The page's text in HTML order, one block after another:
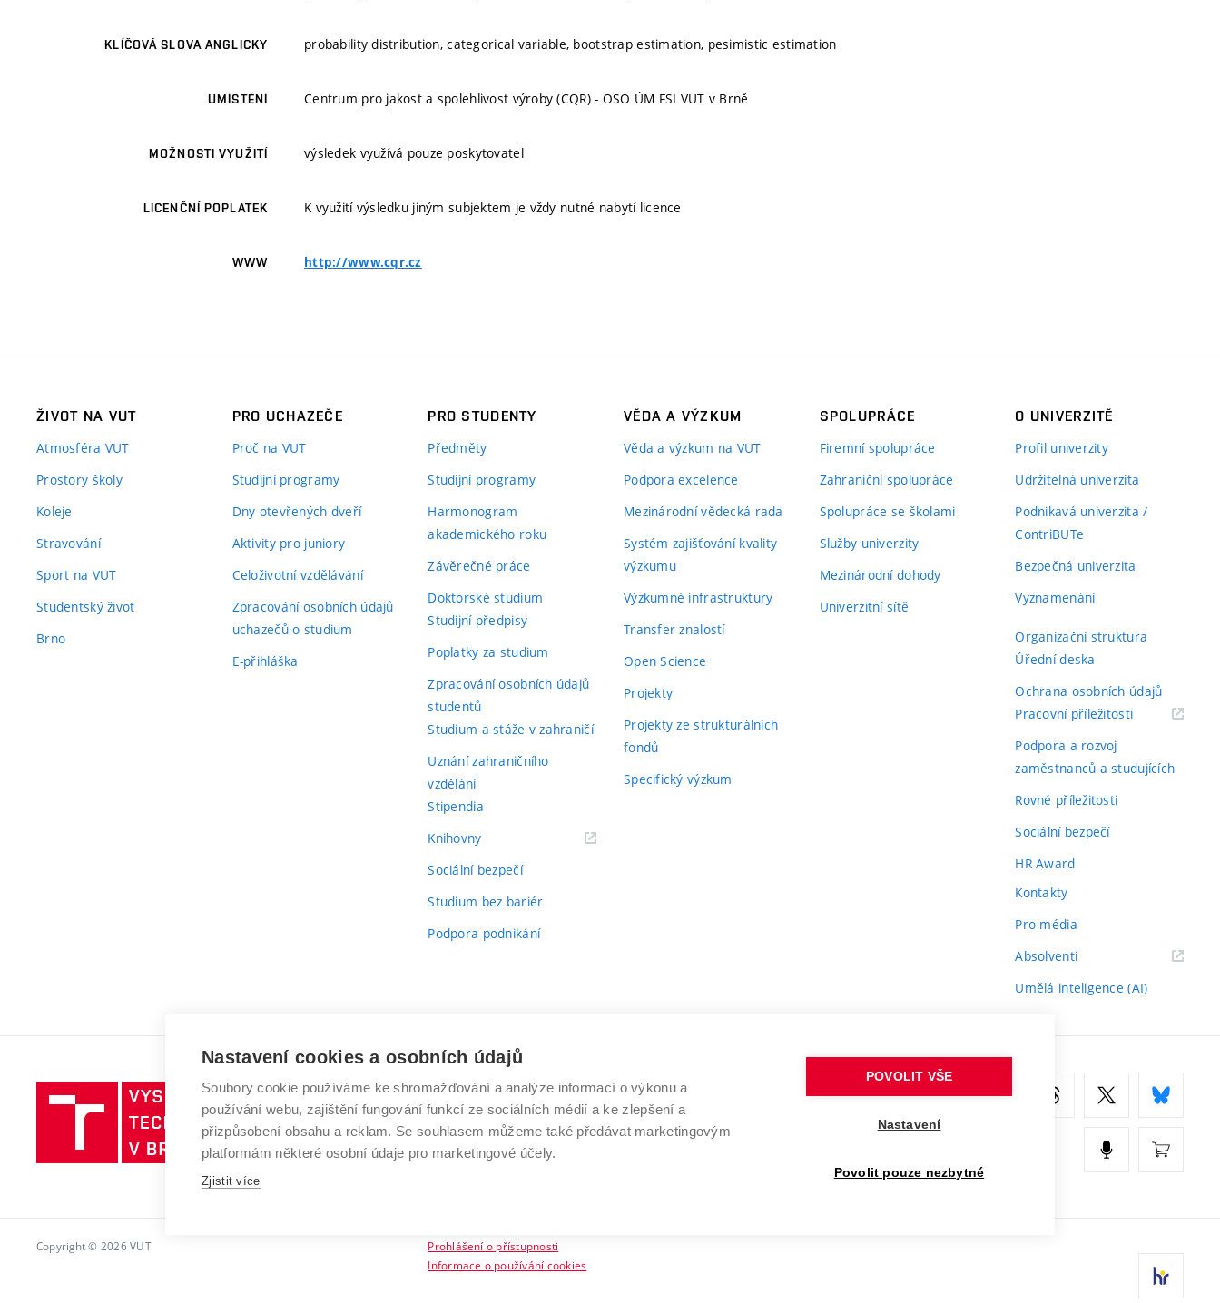
KLÍČOVÁ SLOVA ANGLICKY probability distribution, categorical variable, bootstrap estimation, pesimistic estimation
UMÍSTĚNÍ Centrum pro jakost a spolehlivost výroby (CQR) - OSO ÚM FSI VUT v Brně
MOŽNOSTI VYUŽITÍ výsledek využívá pouze poskytovatel
LICENČNÍ POPLATEK K využití výsledku jiným subjektem je vždy nutné nabytí licence
WWW http://www.cqr.cz
ŽIVOT NA VUT
Atmosféra VUT
Prostory školy
Koleje
Stravování
Sport na VUT
Studentský život
Brno
PRO UCHAZEČE
Proč na VUT
Studijní programy
Dny otevřených dveří
Aktivity pro juniory
Celoživotní vzdělávání
Zpracování osobních údajů
uchazečů o studium
E-přihláška
PRO STUDENTY
Předměty
Studijní programy
Harmonogram
akademického roku
Závěrečné práce
Doktorské studium
Studijní předpisy
Poplatky za studium
Zpracování osobních údajů
studentů
Studium a stáže v zahraničí
Uznání zahraničního
vzdělání
Stipendia
Knihovny(externí
Sociální bezpečí
Studium bez bariér
Podpora podnikání
VĚDA A VÝZKUM
Věda a výzkum na VUT
Podpora excelence
Mezinárodní vědecká rada
Systém zajišťování kvality
výzkumu
Výzkumné infrastruktury
Transfer znalostí
Open Science
Projekty
Projekty ze strukturálních
fondů
Specifický výzkum
SPOLUPRÁCE
Firemní spolupráce
Zahraniční spolupráce
Spolupráce se školami
Služby univerzity
Mezinárodní dohody
Univerzitní sítě
O UNIVERZITĚ
Profil univerzity
Udržitelná univerzita
Podnikavá univerzita /
ContriBUTe
Bezpečná univerzita
Vyznamenání
Organizační struktura
Úřední deska
Ochrana osobních údajů
Pracovní příležitosti(externí
Podpora a rozvoj
zaměstnanců a studujících
Rovné příležitosti
Sociální bezpečí
HR Award
Kontakty
Pro média
Absolventi(externí
Umělá inteligence (AI)
Vysoké
učení
technické
v
VYSOKÉ UČENÍ TECHNICKÉ V BRNĚ
Antonínská 548/1
602 00 Brno
www.vut.cz
Copyright © 2026 VUT
Prohlášení o přístupnosti
Informace o používání cookies
Nastavení cookies a osobních údajů
Soubory cookie používáme ke shromažďování a analýze informací o výkonu a
používání webu, zajištění fungování funkcí ze sociálních médií a ke zlepšení a
přizpůsobení obsahu a reklam. Se souhlasem můžeme také předávat marketingovým
platformám některé osobní údaje pro marketingové účely.
Zjistit více
POVOLIT VŠE
Nastavení
Povolit pouze nezbytné